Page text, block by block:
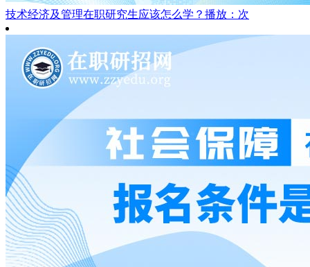
技术经济及管理在职研究生应该怎么学？ 播放：次